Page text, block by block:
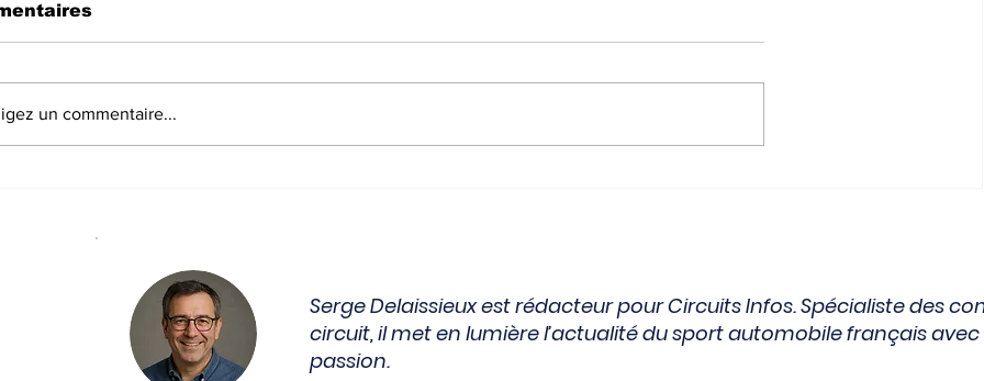
un commentaire...
Serge Delaissieux est rédacteur pour Circuits Infos. Spécialiste des
circuit, il met en lumière l’actualité du sport automobile français
passion.